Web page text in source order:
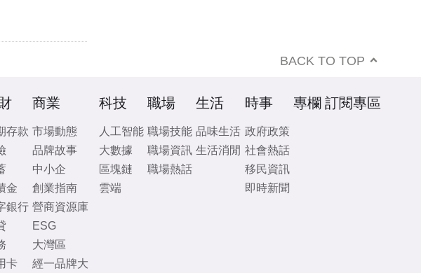
BACK TO TOP
存款
金
銀行
卡
商業
市場動態
品牌故事
中小企
創業指南
營商資源庫
ESG
大灣區
經一品牌大
科技
人工智能
大數據
區塊鏈
雲端
職場
職場技能
職場資訊
職場熱話
生活
品味生活
生活消閒
時事
政府政策
社會熱話
移民資訊
即時新聞
專欄 訂閱專區